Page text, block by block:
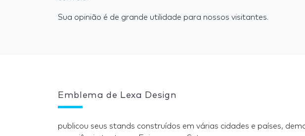
Sua opinião é de grande utilidade para nossos visitantes.
Emblema de Lexa Design
publicou seus stands construídos em várias cidades e países,